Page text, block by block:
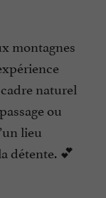
montagnes
naturel
ou
lieu
détente. 💕